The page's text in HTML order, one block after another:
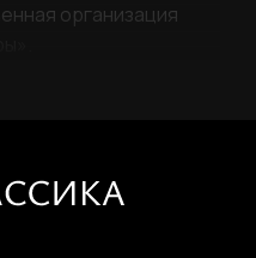
организация
ПАРОЛЬ